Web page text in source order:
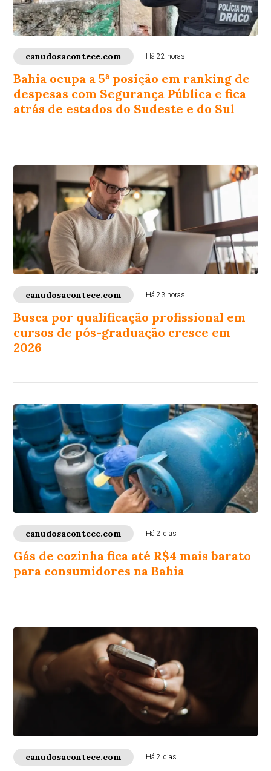
canudosacontece.com Há 22 horas
Bahia ocupa a 5ª posição em ranking de
despesas com Segurança Pública e fica
atrás de estados do Sudeste e do Sul
canudosacontece.com Há 23 horas
Busca por qualificação profissional em
cursos de pós-graduação cresce em
2026
canudosacontece.com Há 2 dias
Gás de cozinha fica até R$4 mais barato
para consumidores na Bahia
canudosacontece.com Há 2 dias